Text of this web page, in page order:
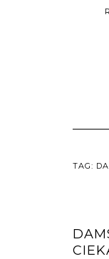
TAG: